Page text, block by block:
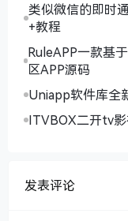
类似微信的即时
+教程
RuleAPP一款基
区APP源码
Uniapp软件库全
ITVBOX二开tv
发表评论